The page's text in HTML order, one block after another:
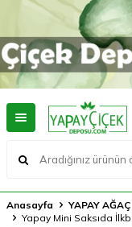
Anasayfa YAPAY
Yapay Mini Saksıda